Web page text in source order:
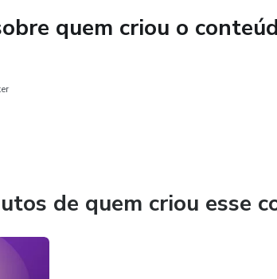
quem deseja aprofundar sua prática
quem criou o
de quem criou esse